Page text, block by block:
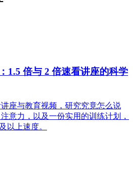
1.5 倍与 2 倍速看讲座的科学
座与教育视频，研究究竟怎么说
力，以及一份实用的训练计划，
以上速度。